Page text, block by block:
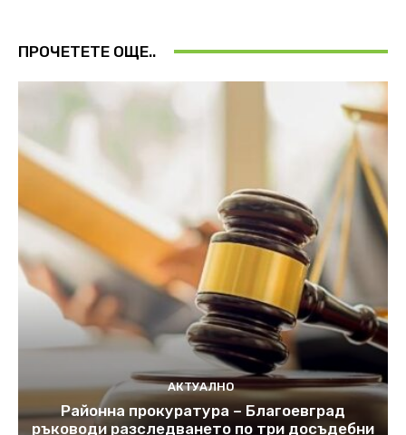
ПРОЧЕТЕТЕ ОЩЕ..
АКТУАЛНО
Районна прокуратура – Благоевград
ръководи разследването по три досъдебни